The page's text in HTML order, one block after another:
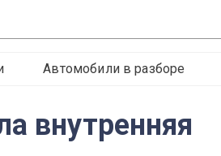
Автомобили в разборе
внутренняя